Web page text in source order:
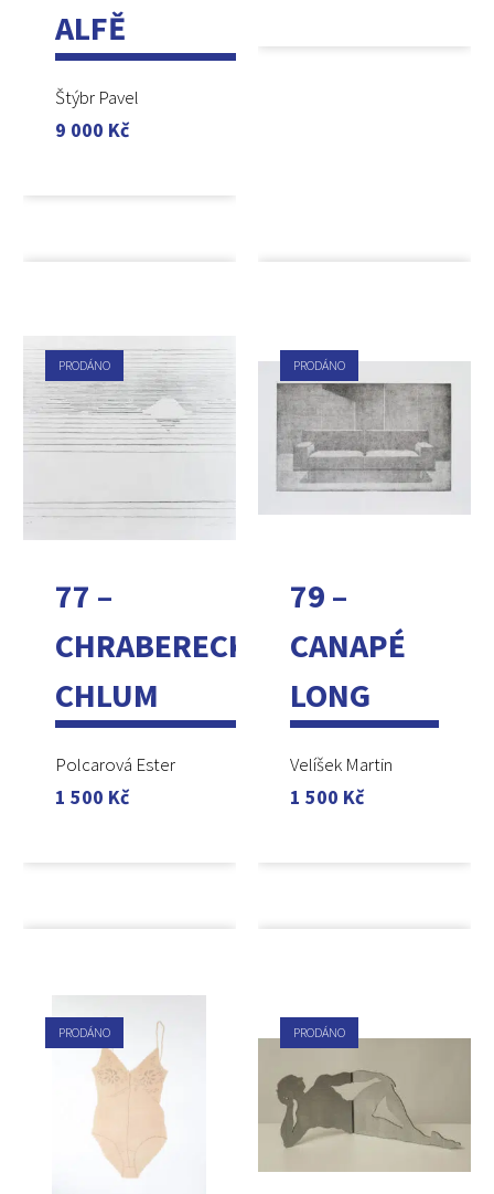
ALFĚ
Štýbr Pavel
9 000 Kč
PRODÁNO
77 –
CHRABERECKÝ
CHLUM
Polcarová Ester
1 500 Kč
PRODÁNO
79 –
CANAPÉ
LONG
Velíšek Martin
1 500 Kč
PRODÁNO PRODÁNO